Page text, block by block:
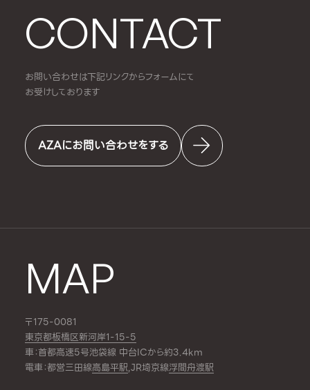
CONTACT
お問い合わせは下記リンクからフォームにて
お受けしております
AZAにお問い合わせをする
MAP
〒175-0081
東京都板橋区新河岸1-15-5
車：首都高速5号池袋線 中台ICから約3.4km
電車：都営三田線高島平駅,JR埼京線浮間舟渡駅